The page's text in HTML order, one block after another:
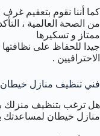
كما أننا نقوم بتعقيم
من الصحة العالمية ،
ممتاز و تسكيرها
جيدا للحفاظ على نظافتها
الاحترافيين .
فني تنظيف منازل خيطان
هل ترغب بتنظيف منزلك
منازل خيطان لمساعدتك